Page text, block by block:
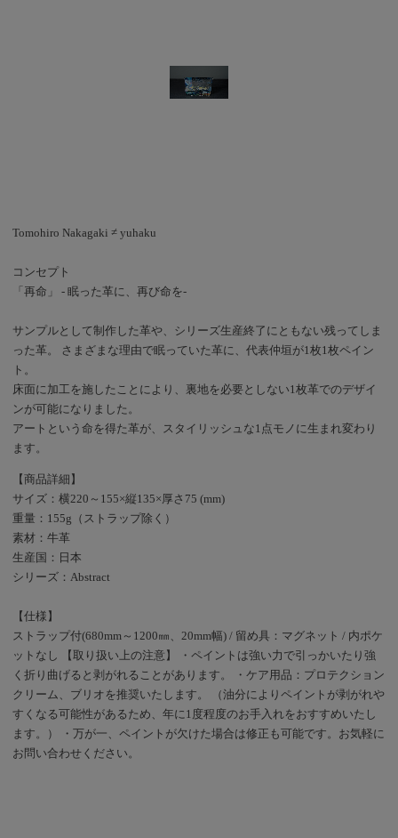
が目立ちにくいのも特徴
です。 本日ご紹介させ
イズですが、Sサイズ、
Lサイズもございますの
で気になる方はそちらも
ご覧ください。 Abstract
再命シリーズは全て1点
もののため、ご来店のタ
イミングによってデザイ
す。 画像のものは
yuhaku大阪心斎橋でのお
取り扱い商品です。
ECsiteの商品と異なりま
すので合わせてごらんく
ださい。
Tomohiro Nakagaki ≠ yuhaku
コンセプト
「再命」 - 眠った革に、再び命を-
サンプルとして制作した革や、シリーズ生産終了にともない残ってしま
った革。 さまざまな理由で眠っていた革に、代表仲垣が1枚1枚ペイン
ト。
床面に加工を施したことにより、裏地を必要としない1枚革でのデザイ
ンが可能になりました。
アートという命を得た革が、スタイリッシュな1点モノに生まれ変わり
ます。
【商品詳細】
サイズ：横220～155×縦135×厚さ75 (mm)
重量：155g（ストラップ除く）
素材：牛革
生産国：日本
シリーズ：Abstract
【仕様】
ストラップ付(680mm～1200㎜、20mm幅) / 留め具：マグネット / 内ポケ
ットなし 【取り扱い上の注意】 ・ペイントは強い力で引っかいたり強
く折り曲げると剥がれることがあります。 ・ケア用品：プロテクション
クリーム、ブリオを推奨いたします。 （油分によりペイントが剥がれや
すくなる可能性があるため、年に1度程度のお手入れをおすすめいたし
ます。） ・万が一、ペイントが欠けた場合は修正も可能です。お気軽に
お問い合わせください。